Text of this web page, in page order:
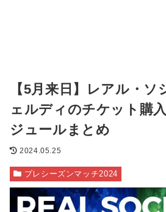
【5月来日】レアル・
ェルディのチケット購
ジュールまとめ
2024.05.25
プレシーズンマッチ2024